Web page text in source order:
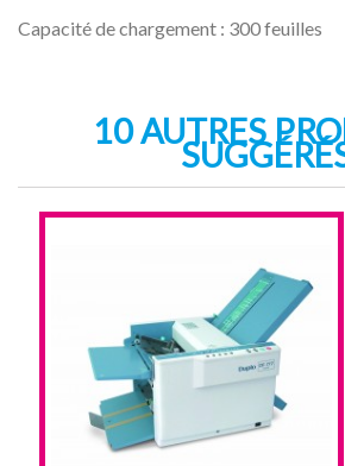
Capacité de chargement : 300 feuilles
10 AUTRES